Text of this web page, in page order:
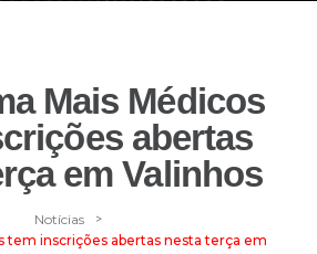
Mais Médicos
abertas
em Valinhos
Notícias >
tem inscrições abertas nesta terça em